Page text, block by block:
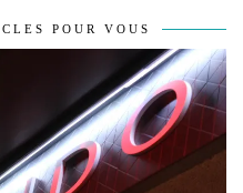
POUR VOUS